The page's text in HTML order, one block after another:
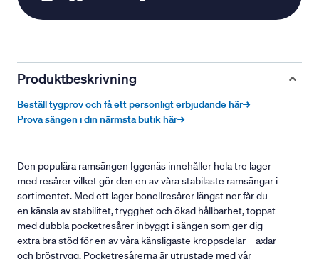
Produktbeskrivning
Beställ tygprov och få ett personligt erbjudande här→
Prova sängen i din närmsta butik här→
Den populära ramsängen Iggenäs innehåller hela tre lager
med resårer vilket gör den en av våra stabilaste ramsängar i
sortimentet. Med ett lager bonellresårer längst ner får du
en känsla av stabilitet, trygghet och ökad hållbarhet, toppat
med dubbla pocketresårer inbyggt i sängen som ger dig
extra bra stöd för en av våra känsligaste kroppsdelar – axlar
och bröstrygg. Pocketresårerna är utrustade med vår